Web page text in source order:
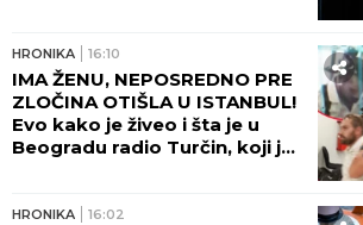
NESREĆE!
HRONIKA 16:10
IMA ŽENU, NEPOSREDNO PRE
ZLOČINA OTIŠLA U ISTANBUL!
Evo kako je živeo i šta je u
Beogradu radio Turčin, koji je
HRONIKA 16:02